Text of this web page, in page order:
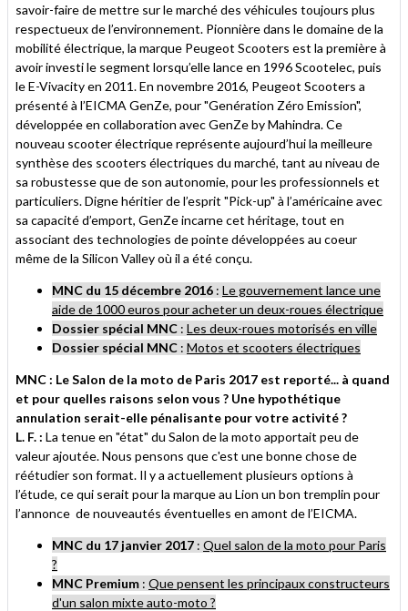
savoir-faire de mettre sur le marché des véhicules toujours plus
respectueux de l’environnement. Pionnière dans le domaine de la
mobilité électrique, la marque Peugeot Scooters est la première à
avoir investi le segment lorsqu’elle lance en 1996 Scootelec, puis
le E-Vivacity en 2011. En novembre 2016, Peugeot Scooters a
présenté à l’EICMA GenZe, pour "Genération Zéro Emission",
développée en collaboration avec GenZe by Mahindra. Ce
nouveau scooter électrique représente aujourd’hui la meilleure
synthèse des scooters électriques du marché, tant au niveau de
sa robustesse que de son autonomie, pour les professionnels et
particuliers. Digne héritier de l’esprit "Pick-up" à l’américaine avec
sa capacité d’emport, GenZe incarne cet héritage, tout en
associant des technologies de pointe développées au coeur
même de la Silicon Valley où il a été conçu.
MNC du 15 décembre 2016 : Le gouvernement lance une
aide de 1000 euros pour acheter un deux-roues électrique
Dossier spécial MNC : Les deux-roues motorisés en ville
Dossier spécial MNC : Motos et scooters électriques
MNC : Le Salon de la moto de Paris 2017 est reporté... à quand
et pour quelles raisons selon vous ? Une hypothétique
annulation serait-elle pénalisante pour votre activité ?
L. F. : La tenue en "état" du Salon de la moto apportait peu de
valeur ajoutée. Nous pensons que c'est une bonne chose de
réétudier son format. Il y a actuellement plusieurs options à
l’étude, ce qui serait pour la marque au Lion un bon tremplin pour
l’annonce de nouveautés éventuelles en amont de l’EICMA.
MNC du 17 janvier 2017 : Quel salon de la moto pour Paris
?
MNC Premium : Que pensent les principaux constructeurs
d'un salon mixte auto-moto ?